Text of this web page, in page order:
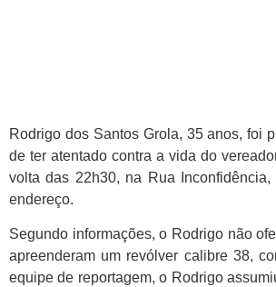
Rodrigo dos Santos Grola, 35 anos, foi
de ter atentado contra a vida do
volta das 22h30, na Rua
endereço.
Segundo informações, o Rodrigo não
apreenderam um revólver calibre 38,
equipe de reportagem, o Rodrigo